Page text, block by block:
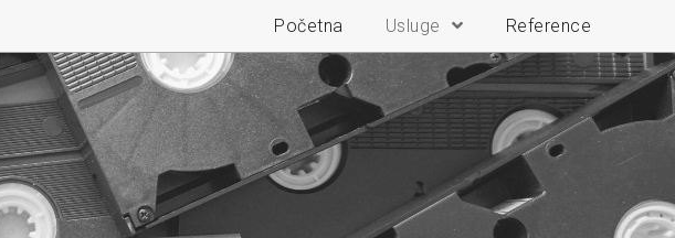
Početna Usluge Reference